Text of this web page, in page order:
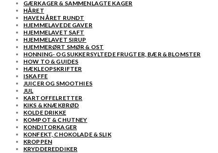
GÆRKAGER & SAMMENLAGTE KAGER
HÅRET
HAVEN ÅRET RUNDT
HJEMMELAVEDE GAVER
HJEMMELAVET SAFT
HJEMMELAVET SIRUP
HJEMMERØRT SMØR & OST
HONNING- OG SUKKERSYLTEDE FRUGTER, BÆR & BLOMSTER
HOW TO & GUIDES
HÆKLEOPSKRIFTER
ISKAFFE
JUICER OG SMOOTHIES
JUL
KARTOFFELRETTER
KIKS & KNÆKBRØD
KOLDE DRIKKE
KOMPOT & CHUTNEY
KONDITORKAGER
KONFEKT, CHOKOLADE & SLIK
KROPPEN
KRYDDEREDDIKER